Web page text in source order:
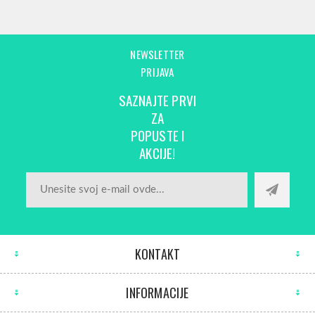
NEWSLETTER
PRIJAVA
SAZNAJTE PRVI
ZA
POPUSTE I
AKCIJE!
KONTAKT
INFORMACIJE